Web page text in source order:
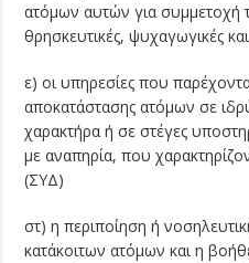
ατόμων αυτών για συμμετοχή
θρησκευτικές, ψυχαγωγικές
ε) οι υπηρεσίες που
αποκατάστασης ατόμων σε
χαρακτήρα ή σε στέγες
με αναπηρία, που
(ΣΥΔ)
στ) η περιποίηση ή
κατάκοιτων ατόμων και η